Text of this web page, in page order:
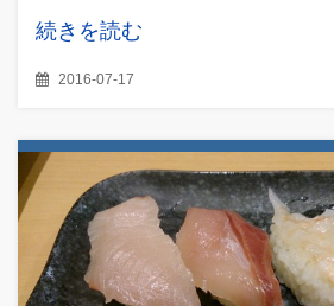
続きを読む
2016-07-17